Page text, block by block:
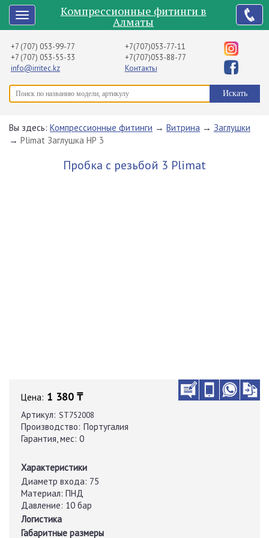
Компрессионные фитинги в
Алматы
+7 (707) 053-99-77
+7 (707) 053-55-33
info@irritec.kz
+7(707)053-77-11
+7(707)053-88-77
Контакты
Вы здесь: Компрессионные фитинги → Витрина → Заглушки
→ Plimat Заглушка НР 3
Пробка с резьбой 3 Plimat
Цена: 1 380 ₸
Артикул: ST752008
Производство: Португалия
Гарантия, мес: 0
Характеристики
Диаметр входа: 75
Материал: ПНД
Давление: 10 бар
Логистика
Габаритные размеры